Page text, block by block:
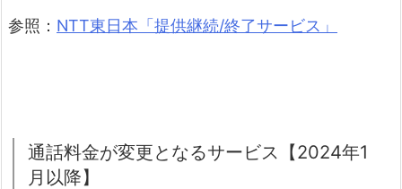
参照： NTT東日本「提供継続/終了サービス」
通話料金が変更となるサービス【2024年1
月以降】